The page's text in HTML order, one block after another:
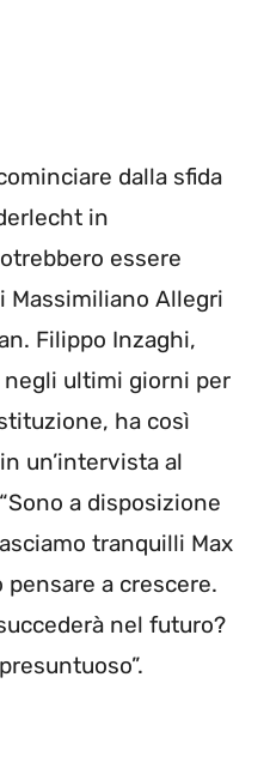
dalla sfida
in
essere
Massimiliano Allegri
Filippo Inzaghi,
ultimi giorni per
ha così
un’intervista al
a disposizione
tranquilli Max
pensare a crescere.
nel futuro?